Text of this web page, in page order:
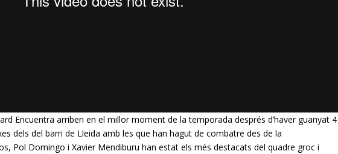
Encuentra arriben en el millor moment de la temporada després d’haver guanyat 4
dels del barri de Lleida amb les que han hagut de combatre des de la
Pol Domingo i Xavier Mendiburu han estat els més destacats del quadre groc i